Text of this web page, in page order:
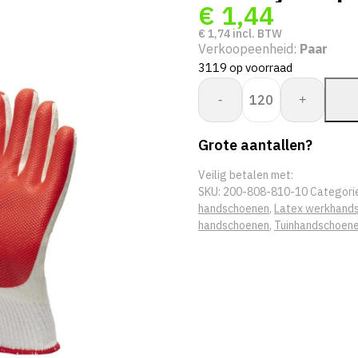
€ 1,44
€ 1,74 incl. BTW
Verkoopeenheid: Paar
3119 op voorraad
-
Proway:
Grip
PWH-
80881
+
Grote aantallen?
Veilig betalen met:
SKU: 200-808-810-10
handschoenen, Latex
handschoenen,